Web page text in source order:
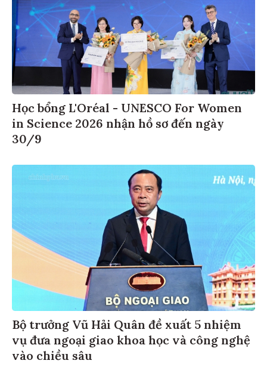
Học bổng L'Oréal - UNESCO For Women
in Science 2026 nhận hồ sơ đến ngày
30/9
Bộ trưởng Vũ Hải Quân đề xuất 5 nhiệm
vụ đưa ngoại giao khoa học và công nghệ
vào chiều sâu